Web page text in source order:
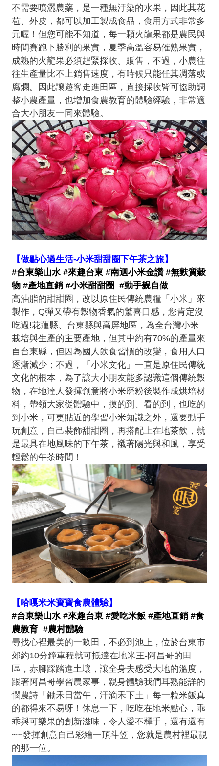
不需要噴灑農藥，是一種無汙染的水果，因此其花
苞、外皮，都可以加工製成食品，食用方式非常多
元喔！但您可能不知道，每一顆火龍果都是農民與
時間賽跑下勝利的果實，夏季高溫容易催熟果實，
成熟的火龍果必須趕緊採收、販售，不過，小農往
往生產量比不上銷售速度，有時候只能任其凋落或
腐爛。因此讓遊客走進田區，直接採收皆可協助調
整小農產量，也增加食農教育的體驗經驗，非常適
合大小朋友一同來體驗。
【做點心過生活-小米甜甜圈下午茶之旅】
#台東樂山水 #來趣台東 #南迴小米金讚 #無麩質穀
物 #產地直銷 #小米甜甜圈 #動手親自做
高油脂的甜甜圈，改以原住民傳統農糧「小米」來
製作，Q彈又帶有穀物香氣的驚喜口感，您肯定沒
吃過!花蓮縣、台東縣與高屏地區，為全台灣小米
栽培與生產的主要產地，但其中約有70%的產量來
自台東縣，但因為國人飲食習慣的改變，食用人口
逐漸減少；不過，「小米文化」一直是原住民傳統
文化的根本，為了讓大小朋友能多認識這個傳統穀
物，在地達人發揮創意將小米磨粉後製作成烘培材
料，帶領大家從體驗中，摸的到、看的到，也吃的
到小米，可更貼近的學習小米知識之外，還要動手
玩創意，自己裝飾甜甜圈，再搭配上在地茶飲，就
是最具在地風味的下午茶，襯著陽光與和風，享受
輕鬆的午茶時間！
【哈嘎米米寶寶食農體驗】
#台東樂山水 #來趣台東 #愛吃米飯 #產地直銷 #食
農教育 #農村體驗
尋找心裡最美的一畝田，不必到池上，位於台東市
郊約10分鐘車程就可抵達在地米王-阿昌哥的田
區，赤腳踩踏進土壤，讓全身去感受大地的溫度，
跟著阿昌哥學習農家事，親身體驗我們耳熟能詳的
憫農詩「鋤禾日當午，汗滴禾下土」每一粒米飯真
的都得來不易呀！休息一下，吃吃在地米點心，乖
乖與可樂果的創新滋味，令人愛不釋手，還有還有
~~發揮創意自己彩繪一頂斗笠，您就是農村裡最靚
的那一位。